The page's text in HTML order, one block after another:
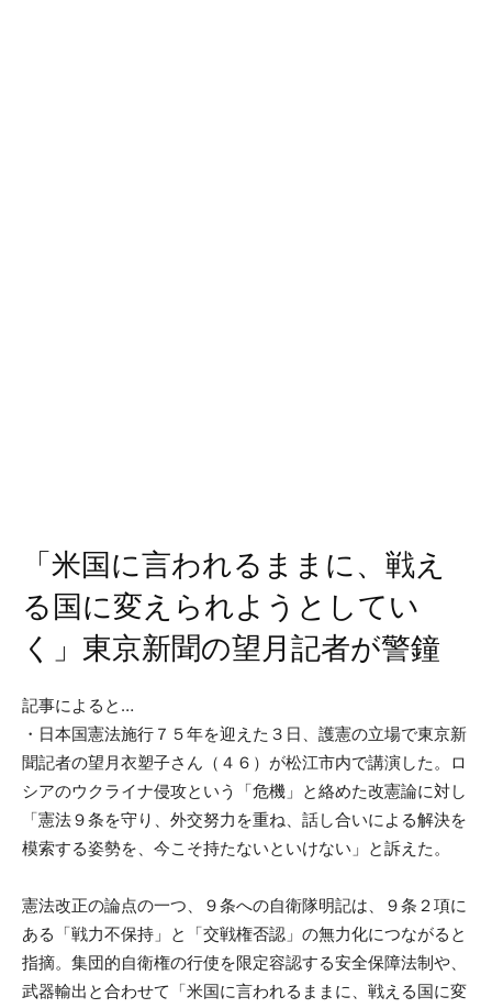
「米国に言われるままに、戦え
る国に変えられようとしてい
く」東京新聞の望月記者が警鐘
記事によると…
・日本国憲法施行７５年を迎えた３日、護憲の立場で東京新
聞記者の望月衣塑子さん（４６）が松江市内で講演した。ロ
シアのウクライナ侵攻という「危機」と絡めた改憲論に対し
「憲法９条を守り、外交努力を重ね、話し合いによる解決を
模索する姿勢を、今こそ持たないといけない」と訴えた。
憲法改正の論点の一つ、９条への自衛隊明記は、９条２項に
ある「戦力不保持」と「交戦権否認」の無力化につながると
指摘。集団的自衛権の行使を限定容認する安全保障法制や、
武器輸出と合わせて「米国に言われるままに、戦える国に変